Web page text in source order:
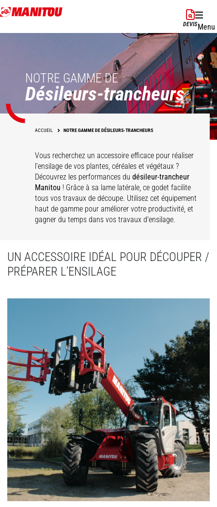
Aller
au
DEVISMenu
NOTRE GAMME DE
Désileurs-trancheurs
ACCUEIL NOTRE GAMME DE DÉSILEURS-TRANCHEURS
Vous recherchez un accessoire efficace pour réaliser
l’ensilage de vos plantes, céréales et végétaux ?
Découvrez les performances dudésileur-trancheur
Manitou ! Grâce à sa lame latérale, ce godet facilite
tous vos travaux de découpe. Utilisez cet équipement
haut de gamme pour améliorer votre productivité, et
gagner du temps dans vos travaux d'ensilage.
UN ACCESSOIRE IDÉAL POUR DÉCOUPER /
PRÉPARER L’ENSILAGE